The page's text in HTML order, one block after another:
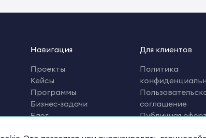
Навигация
Проекты
Кейсы
Программы
Бизнес-задачи
Блог
Для клиентов
Политика
соглашение
Публичная